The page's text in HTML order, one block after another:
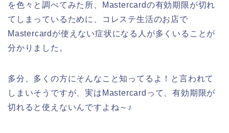
を色々と調べてみた所、Mastercardの有効期限が切れ
てしまっているために、コレステ生活のお店で
Mastercardが使えない症状になる人が多くいることが
分かりました。
多分、多くの方にそんなこと知ってるよ！と言われて
しまいそうですが、実はMastercardって、有効期限が
切れると使えないんですよね～♪